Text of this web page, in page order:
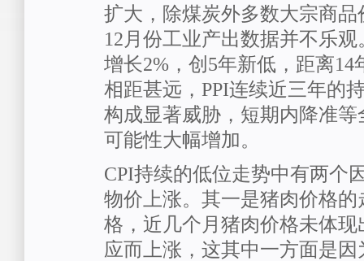
扩大，除煤炭外多数大宗商
12月份工业产出数据并不乐
增长2%，创5年新低，距离14
相距甚远，PPI连续近三年的
构成显著威胁，短期内降准
可能性大幅增加。
CPI持续的低位走势中有两个
物价上涨。其一是猪肉价格
格，近几个月猪肉价格未体
应而上涨，这其中一方面是